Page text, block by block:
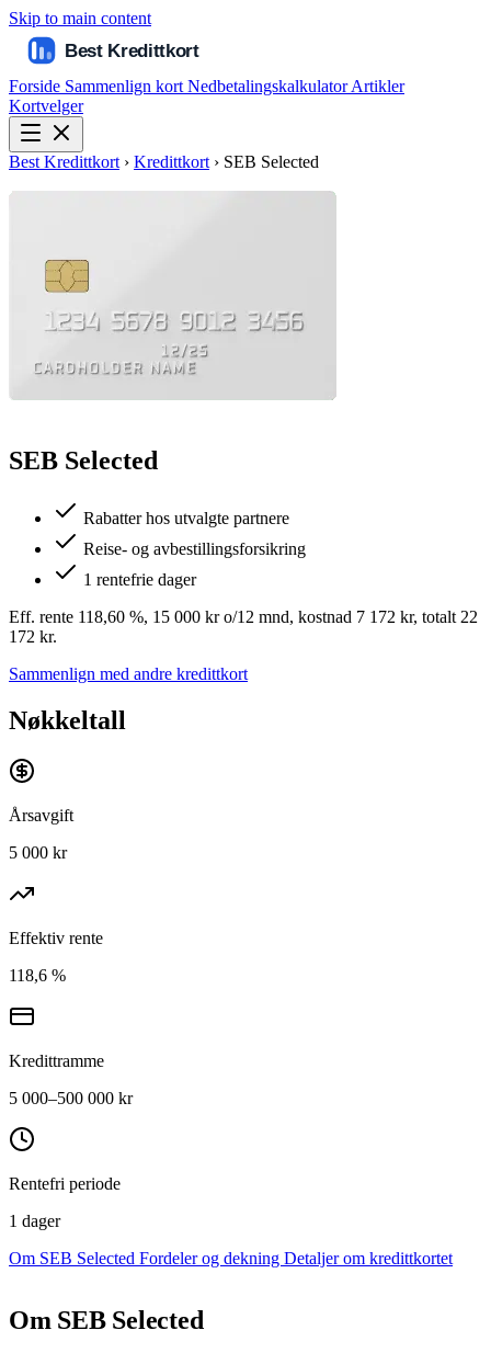
Skip to main content
Forside Sammenlign kort NedbetalingskalkulatorArtikler
Kortvelger
Best Kredittkort › Kredittkort › SEB Selected
SEB Selected
Rabatter hos utvalgte partnere
Reise- og avbestillingsforsikring
1 rentefrie dager
Eff. rente 118,60 %, 15 000 kr o/12 mnd, kostnad 7 172 kr, totalt 22
172 kr.
Sammenlign med andre kredittkort
Nøkkeltall
Årsavgift
5 000 kr
Effektiv rente
118,6 %
Kredittramme
5 000–500 000 kr
Rentefri periode
1 dager
Om SEB Selected Fordeler og dekning Detaljer om kredittkortet
Om SEB Selected